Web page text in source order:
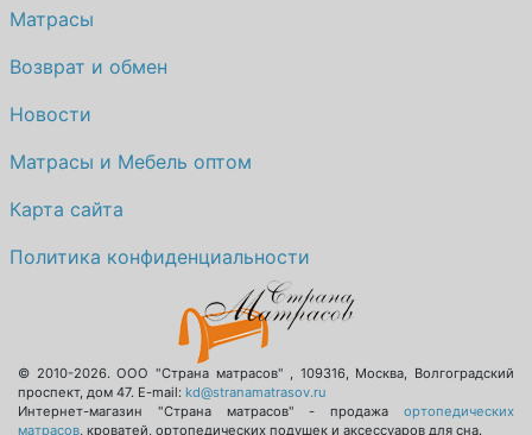
Матрасы
Возврат и обмен
Новости
Матрасы и Мебель оптом
Карта сайта
Политика конфиденциальности
© 2010-2026.ООО "Страна матрасов" , 109316, Москва, Волгоградский
проспект, дом 47. E-mail: kd@stranamatrasov.ru
Интернет-магазин "Страна матрасов" - продажа ортопедических
матрасов, кроватей, ортопедических подушек и аксессуаров для сна.